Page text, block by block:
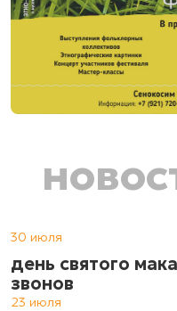
30 июля
день святого
звонов
23 июля